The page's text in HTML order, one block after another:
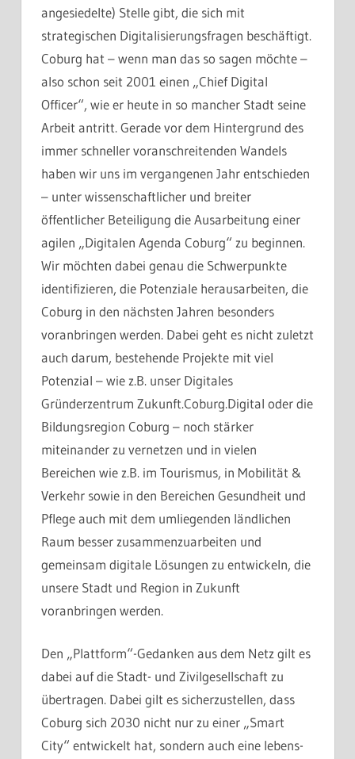
angesiedelte) Stelle gibt, die sich mit
strategischen Digitalisierungsfragen beschäftigt.
Coburg hat – wenn man das so sagen möchte –
also schon seit 2001 einen „Chief Digital
Officer“, wie er heute in so mancher Stadt seine
Arbeit antritt. Gerade vor dem Hintergrund des
immer schneller voranschreitenden Wandels
haben wir uns im vergangenen Jahr entschieden
– unter wissenschaftlicher und breiter
öffentlicher Beteiligung die Ausarbeitung einer
agilen „Digitalen Agenda Coburg“ zu beginnen.
Wir möchten dabei genau die Schwerpunkte
identifizieren, die Potenziale herausarbeiten, die
Coburg in den nächsten Jahren besonders
voranbringen werden. Dabei geht es nicht zuletzt
auch darum, bestehende Projekte mit viel
Potenzial – wie z.B. unser Digitales
Gründerzentrum Zukunft.Coburg.Digital oder die
Bildungsregion Coburg – noch stärker
miteinander zu vernetzen und in vielen
Bereichen wie z.B. im Tourismus, in Mobilität &
Verkehr sowie in den Bereichen Gesundheit und
Pflege auch mit dem umliegenden ländlichen
Raum besser zusammenzuarbeiten und
gemeinsam digitale Lösungen zu entwickeln, die
unsere Stadt und Region in Zukunft
voranbringen werden.
Den „Plattform“-Gedanken aus dem Netz gilt es
dabei auf die Stadt- und Zivilgesellschaft zu
übertragen. Dabei gilt es sicherzustellen, dass
Coburg sich 2030 nicht nur zu einer „Smart
City“ entwickelt hat, sondern auch eine lebens-